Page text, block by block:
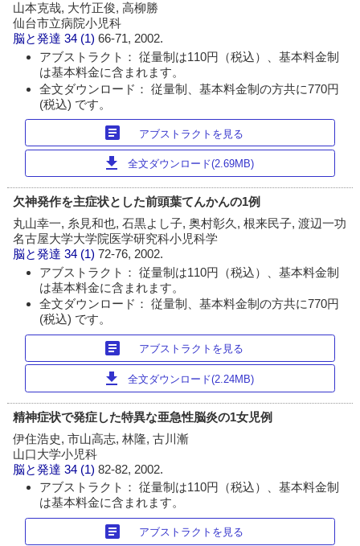
山本克哉, 大竹正俊, 高柳勝
仙台市立病院小児科
脳と発達 34 (1)66-71, 2002.
アブストラクト： 従量制は110円（税込）、基本料金制
は基本料金に含まれます。
全文ダウンロード： 従量制、基本料金制の方共に770円
(税込) です。
article アブストラクトを見る
download 全文ダウンロード(2.69MB)
欠神発作を主症状とした前頭葉てんかんの1例
丸山幸一, 糸見和也, 石黒よし子, 奥村彰久, 根来民子, 渡辺一功
名古屋大学大学院医学研究科小児科学
脳と発達 34 (1)72-76, 2002.
アブストラクト： 従量制は110円（税込）、基本料金制
は基本料金に含まれます。
全文ダウンロード： 従量制、基本料金制の方共に770円
(税込) です。
article アブストラクトを見る
download 全文ダウンロード(2.24MB)
精神症状で発症した特異な亜急性脳炎の1女児例
伊住浩史, 市山高志, 林隆, 古川漸
山口大学小児科
脳と発達 34 (1)82-82, 2002.
アブストラクト： 従量制は110円（税込）、基本料金制
は基本料金に含まれます。
article アブストラクトを見る